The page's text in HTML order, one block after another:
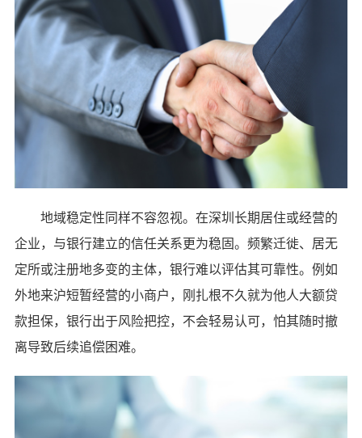
地域稳定性同样不容忽视。在深圳长期居住或经营的
企业，与银行建立的信任关系更为稳固。频繁迁徙、居无
定所或注册地多变的主体，银行难以评估其可靠性。例如
外地来沪短暂经营的小商户，刚扎根不久就为他人大额贷
款担保，银行出于风险把控，不会轻易认可，怕其随时撤
离导致后续追偿困难。